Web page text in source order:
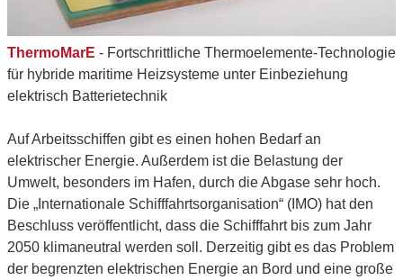
ThermoMarE - Fortschrittliche Thermoelemente-Technologie
für hybride maritime Heizsysteme unter Einbeziehung
elektrisch Batterietechnik
Auf Arbeitsschiffen gibt es einen hohen Bedarf an
elektrischer Energie. Außerdem ist die Belastung der
Umwelt, besonders im Hafen, durch die Abgase sehr hoch.
Die „Internationale Schifffahrtsorganisation“ (IMO) hat den
Beschluss veröffentlicht, dass die Schifffahrt bis zum Jahr
2050 klimaneutral werden soll. Derzeitig gibt es das Problem
der begrenzten elektrischen Energie an Bord und eine große